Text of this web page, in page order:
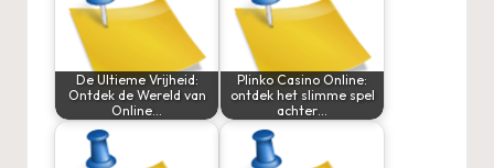
De Ultieme Vrijheid:
Ontdek de Wereld van
Online…
Plinko Casino Online:
ontdek het slimme spel
achter…